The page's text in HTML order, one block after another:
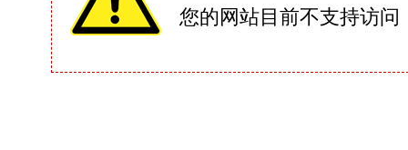
您的网站目前不支持访